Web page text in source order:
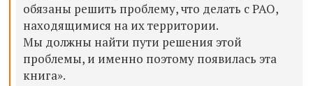
обязаны решить проблему, что делать с РАО,
находящимися на их территории.
Мы должны найти пути решения этой
проблемы, и именно поэтому появилась эта
книга».